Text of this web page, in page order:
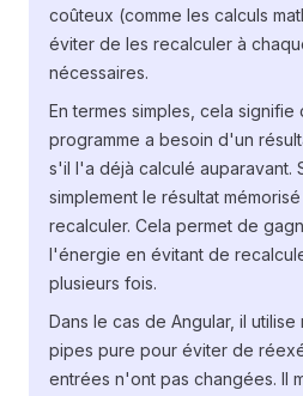
coûteux (comme les calculs
éviter de les recalculer à
nécessaires.
En termes simples, cela signifie
programme a besoin d'un
s'il l'a déjà calculé auparavant.
simplement le résultat
recalculer. Cela permet de
l'énergie en évitant de
plusieurs fois.
Dans le cas de Angular, il
pipes pure pour éviter de
entrées n'ont pas changées. Il